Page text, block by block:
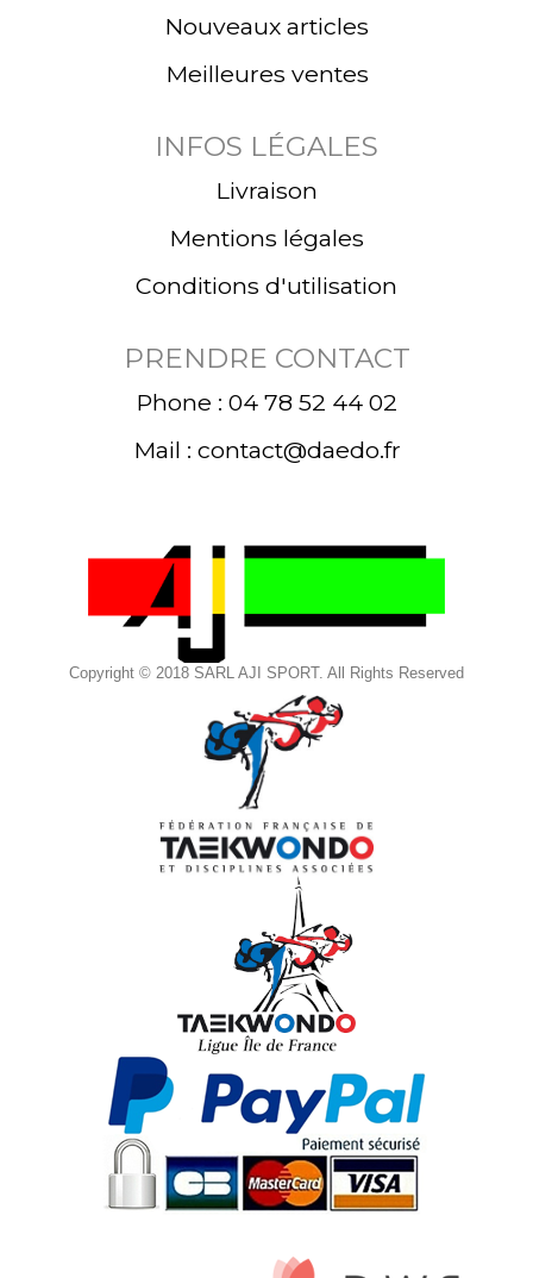
Nouveaux articles
Meilleures ventes
INFOS LÉGALES
Livraison
Mentions légales
Conditions d'utilisation
PRENDRE CONTACT
Phone : 04 78 52 44 02
Mail : contact@daedo.fr
Copyright © 2018 SARL AJI SPORT. All Rights Reserved